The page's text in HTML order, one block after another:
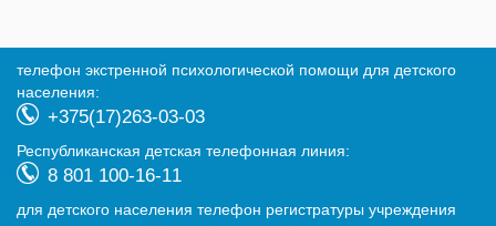
телефон экстренной психологической помощи для детского
населения:
+375(17)263-03-03
Республиканская детская телефонная линия:
8 801 100-16-11
для детского населения телефон регистратуры учреждения